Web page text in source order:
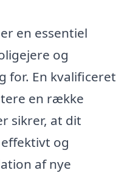
en essentiel
og
for. En kvalificeret
en række
sikrer, at dit
og
af nye